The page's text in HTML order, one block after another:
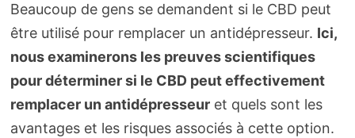
Beaucoup de gens se demandent si le CBD peut
être utilisé pour remplacer un antidépresseur. Ici,
nous examinerons les preuves scientifiques
pour déterminer si le CBD peut effectivement
remplacer un antidépresseuret quels sont les
avantages et les risques associés à cette option.